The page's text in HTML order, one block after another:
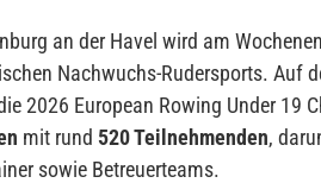
an der Havel wird am
Nachwuchs-Rudersports. Auf
2026 European Rowing Under 19
mit rund 520 Teilnehmenden,
sowie Betreuerteams.